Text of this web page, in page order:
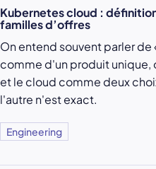
Kubernetes cloud :
familles d’offres
On entend souvent parler de
comme d'un produit unique,
et le cloud comme deux
l'autre n'est exact.
Engineering